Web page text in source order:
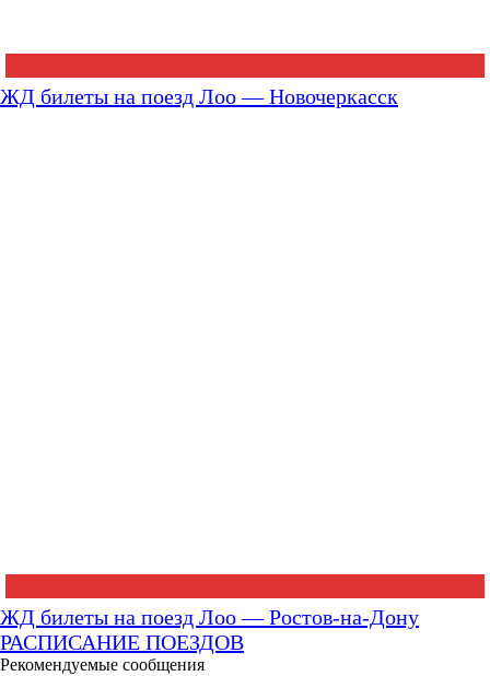
ЖД билеты на поезд Лоо — Новочеркасск
ЖД билеты на поезд Лоо — Ростов-на-Дону
РАСПИСАНИЕ ПОЕЗДОВ
Рекомендуемые сообщения